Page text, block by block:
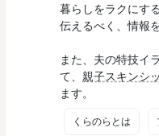
暮らしをラクにす
伝えるべく、情報
また、夫の特技イ
て、 親子スキンシ
ます。
くらのらとは